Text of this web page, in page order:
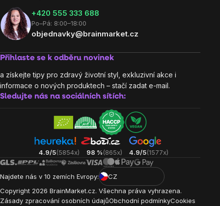
‭+420 555 333 688
Po–Pá: 8:00–18:00
objednavky@brainmarket.cz
Přihlaste se k odběru novinek
a získejte tipy pro zdravý životní styl, exkluzivní akce i
informace o nových produktech – stačí zadat e-mail.
Sledujte nás na sociálních sítích:
4.9/5(5854x) 98 %(865x) 4.9/5(1577x)
Najdete nás v 10 zemích Evropy:
CZ
Copyright 2026 BrainMarket.cz. Všechna práva vyhrazena.
Zásady zpracování osobních údajůObchodní podmínkyCookies